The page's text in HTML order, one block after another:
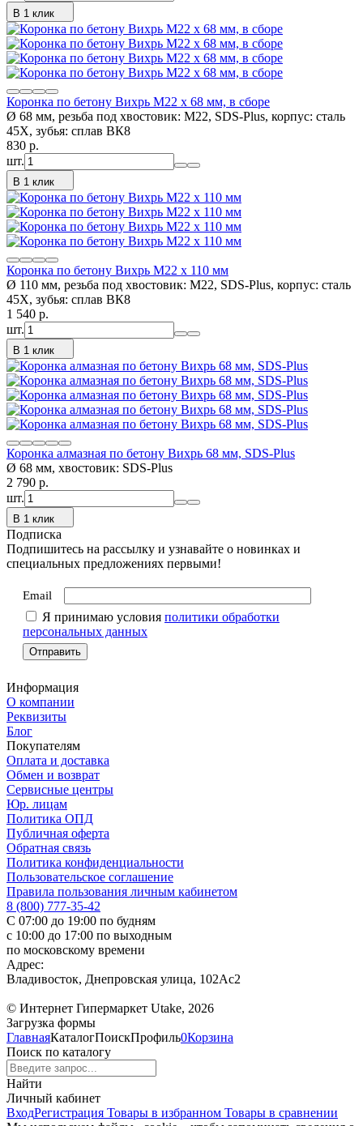
В 1 клик
Коронка по бетону Вихрь М22 х 68 мм, в сборе
Ø 68 мм, резьба под хвостовик: М22, SDS-Plus, корпус: сталь
45Х, зубья: сплав ВК8
830 p.
шт.
В 1 клик
Коронка по бетону Вихрь М22 х 110 мм
Ø 110 мм, резьба под хвостовик: М22, SDS-Plus, корпус: сталь
45Х, зубья: сплав ВК8
1 540 p.
шт.
В 1 клик
Коронка алмазная по бетону Вихрь 68 мм, SDS-Plus
Ø 68 мм, хвостовик: SDS-Plus​
2 790 p.
шт.
В 1 клик
Подписка
Подпишитесь на рассылку и узнавайте о новинках и
специальных предложениях первыми!
Email
Я принимаю условия политики обработки
персональных данных
Информация
О компании
Реквизиты
Блог
Покупателям
Оплата и доставка
Обмен и возврат
Сервисные центры
Юр. лицам
Политика ОПД
Публичная оферта
Обратная связь
Политика конфиденциальности
Пользовательское соглашение
Правила пользования личным кабинетом
8 (800) 777-35-42
С 07:00 до 19:00 по будням
с 10:00 до 17:00 по выходным
по московскому времени
Адрес:
Владивосток, Днепровская улица, 102Ас2
© Интернет Гипермаркет Utake, 2026
Загрузка формы
ГлавнаяКаталогПоискПрофиль0Корзина
Поиск по каталогу
Найти
Личный кабинет
ВходРегистрация Товары в избранном Товары в сравнении